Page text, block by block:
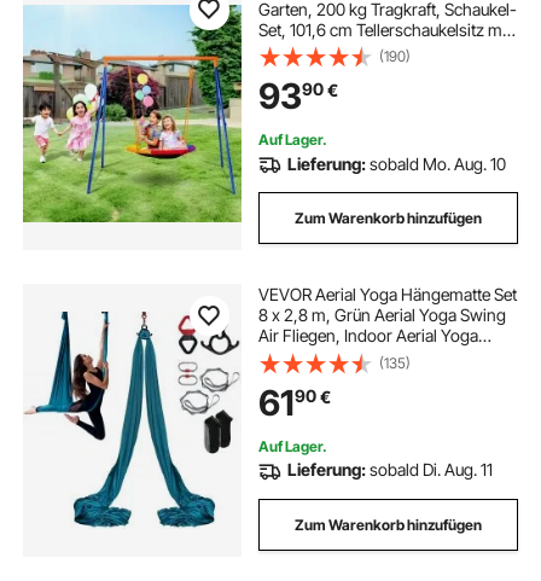
Garten, 200 kg Tragkraft, Schaukel-
Set, 101,6 cm Tellerschaukelsitz mit
robustem A-Rahmen-
Schaukelständer aus Metall und
verstellbarem Seil, einfach zu
montieren, Schaukel-Set für den
Außenbereich für Kinder
(190)
9390€
Auf Lager.
Lieferung:sobald Mo. Aug. 10
Zum Warenkorb hinzufügen
VEVOR Aerial Yoga Hängematte Set
8 x 2,8 m, Grün Aerial Yoga Swing
Air Fliegen, Indoor Aerial Yoga
Hammock Swing 1000 kg Max.
Tragfähigkeit, inkl. Yoga-Socken &
Stahlkarabiner & Alu-Drehgelenk
(135)
6190€
Auf Lager.
Lieferung:sobald Di. Aug. 11
Zum Warenkorb hinzufügen